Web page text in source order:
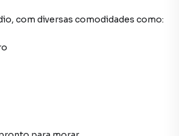
, com diversas comodidades como: